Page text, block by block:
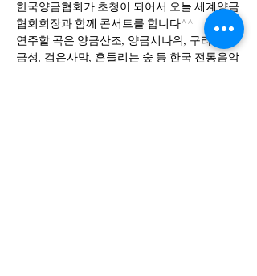
한국양금협회가 초청이 되어서 오늘 세계양금
협회회장과 함께 콘서트를 합니다^^
연주할 곡은 양금산조, 양금시나위, 구라철사
금성, 검은사막, 흔들리는 숲 등 한국 전통음악